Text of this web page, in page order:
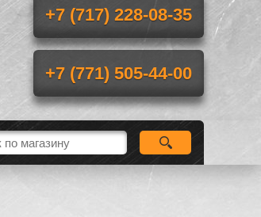
+7 (717) 228-08-35
+7 (771) 505-44-00